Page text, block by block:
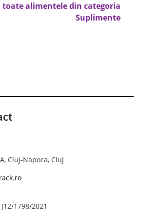
toate alimentele din categoria
Suplimente
Cluj-Napoca, Cluj
1798/2021